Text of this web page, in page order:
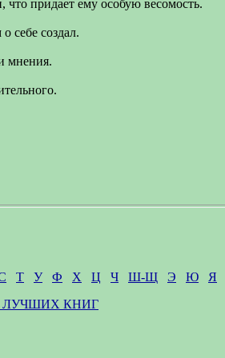
придает ему особую весомость.
себе создал.
мнения.
Т У Ф Х Ц Ч Ш-Щ Э Ю Я
ЛУЧШИХ КНИГ